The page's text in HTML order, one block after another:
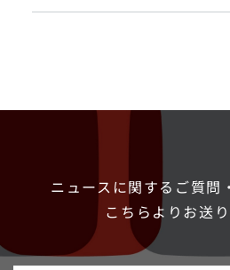
ニュースに関するご質問
こちらよりお送